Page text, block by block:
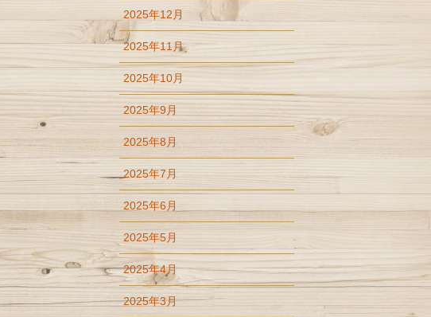
2025年12月
2025年11月
2025年10月
2025年9月
2025年8月
2025年7月
2025年6月
2025年5月
2025年4月
2025年3月